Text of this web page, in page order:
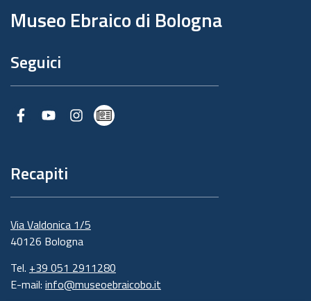
pagina
Museo Ebraico di Bologna
Seguici
FacebookYoutubeInstagramNewsletter
Recapiti
Via Valdonica 1/5
40126 Bologna
Tel. +39 051 2911280
E-mail: info@museoebraicobo.it